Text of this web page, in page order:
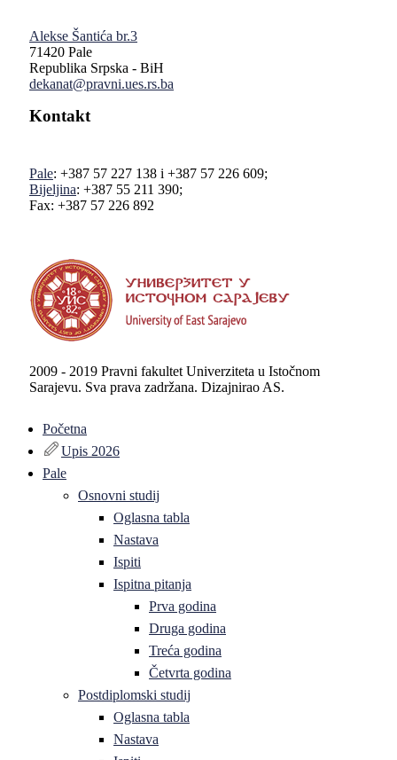
Alekse Šantića br.3
71420 Pale
Republika Srpska - BiH
dekanat@pravni.ues.rs.ba
Kontakt
Pale: +387 57 227 138 i +387 57 226 609;
Bijeljina: +387 55 211 390;
Fax: +387 57 226 892
2009 - 2019 Pravni fakultet Univerziteta u Istočnom
Sarajevu. Sva prava zadržana. Dizajnirao AS.
Početna
Upis 2026
Pale
Osnovni studij
Oglasna tabla
Nastava
Ispiti
Ispitna pitanja
Prva godina
Druga godina
Treća godina
Četvrta godina
Postdiplomski studij
Oglasna tabla
Nastava